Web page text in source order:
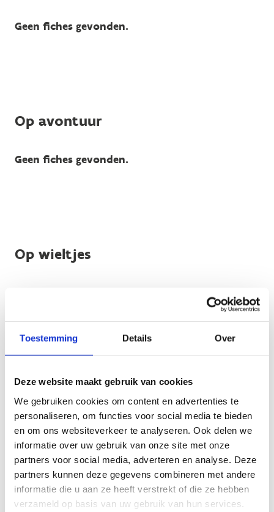
Toestemming Details Over
Deze website maakt gebruik van cookies
We gebruiken cookies om content en advertenties te
personaliseren, om functies voor social media te bieden
en om ons websiteverkeer te analyseren. Ook delen we
informatie over uw gebruik van onze site met onze
partners voor social media, adverteren en analyse. Deze
partners kunnen deze gegevens combineren met andere
informatie die u aan ze heeft verstrekt of die ze hebben
verzameld op basis van uw gebruik van hun services.
Geen fiches gevonden.
Op avontuur
Geen fiches gevonden.
Op wieltjes
In het park
Geen fiches gevonden.